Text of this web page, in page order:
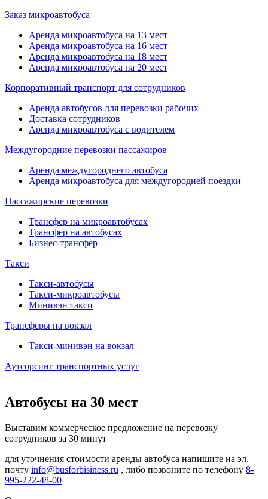
Заказ микроавтобуса
Аренда микроавтобуса на 13 мест
Аренда микроавтобуса на 16 мест
Аренда микроавтобуса на 18 мест
Аренда микроавтобуса на 20 мест
Корпоративный транспорт для сотрудников
Аренда автобусов для перевозки рабочих
Доставка сотрудников
Аренда микроавтобуса с водителем
Междугородние перевозки пассажиров
Аренда междугороднего автобуса
Аренда микроавтобуса для междугородней поездки
Пассажирские перевозки
Трансфер на микроавтобусах
Трансфер на автобусах
Бизнес-трансфер
Такси
Такси-автобусы
Такси-микроавтобусы
Минивэн такси
Трансферы на вокзал
Такси-минивэн на вокзал
Аутсорсинг транспортных услуг
Автобусы на 30 мест
Выставим коммерческое предложение на перевозку
сотрудников за 30 минут
для уточнения стоимости аренды автобуса напишите на эл.
почту info@busforbisiness.ru , либо позвоните по телефону 8-
995-222-48-00